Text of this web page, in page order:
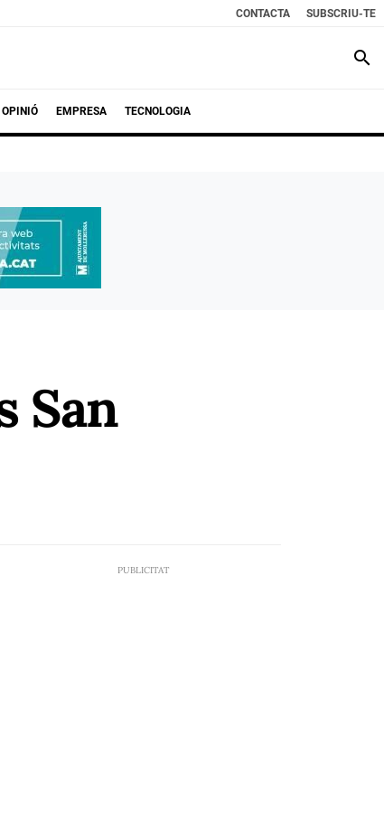
CONTACTA SUBSCRIU-TE
search
OPINIÓ EMPRESA TECNOLOGIA
San